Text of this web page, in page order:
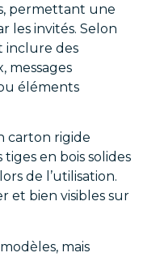
permettant une
les invités. Selon
inclure des
messages
éléments
carton rigide
en bois solides
de l’utilisation.
et bien visibles sur
mais